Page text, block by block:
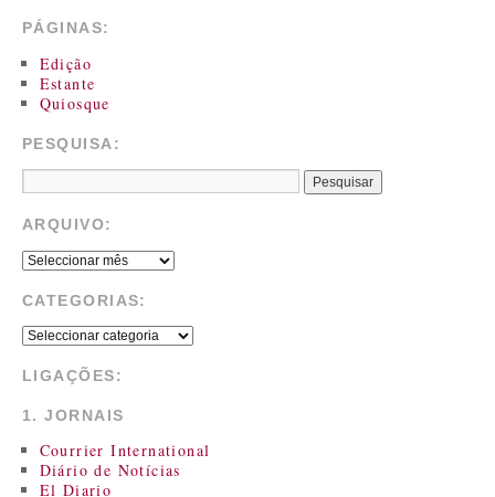
PÁGINAS:
Edição
Estante
Quiosque
PESQUISA:
ARQUIVO:
CATEGORIAS:
LIGAÇÕES:
1. JORNAIS
Courrier International
Diário de Notícias
El Diario